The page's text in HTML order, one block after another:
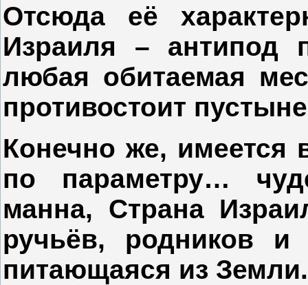
Отсюда её
Израиля – антипод
любая обитаемая
противостоит
Конечно же, имеется
по параметру…
манна, Страна
ручьёв, родников и
питающаяся из Земли.